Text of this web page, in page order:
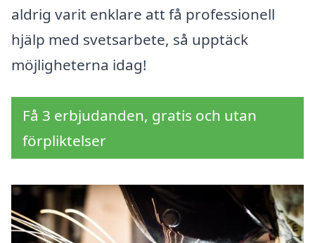
aldrig varit enklare att få professionell
hjälp med svetsarbete, så upptäck
möjligheterna idag!
Få 3 erbjudanden, gratis och utan
förpliktelser